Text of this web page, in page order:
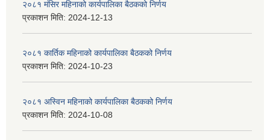
२०८१ मंसिर महिनाको कार्यपालिका बैठकको निर्णय
प्रकाशन मिति: 2024-12-13
२०८१ कार्तिक महिनाको कार्यपालिका बैठकको निर्णय
प्रकाशन मिति: 2024-10-23
२०८१ अस्विन महिनाको कार्यपालिका बैठकको निर्णय
प्रकाशन मिति: 2024-10-08